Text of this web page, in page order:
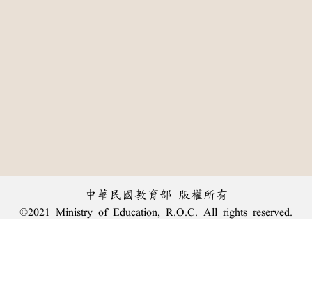
中華民國教育部 版權所有
©2021 Ministry of Education, R.O.C. All rights reserved.